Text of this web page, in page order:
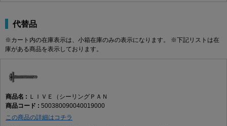
代替品
※カート内の在庫表示は、小箱在庫のみの表示になります。 ※下記リストは在
庫がある商品を表示しております。
ＬＩＶＥ（シーリングＰＡＮ
500380090040019000
この商品の詳細はコチラ